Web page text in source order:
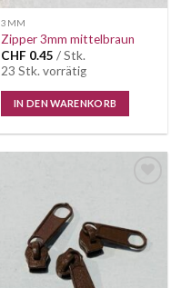
3MM
Zipper 3mm mittelbraun
CHF 0.45 / Stk.
23 Stk. vorrätig
IN DEN WARENKORB